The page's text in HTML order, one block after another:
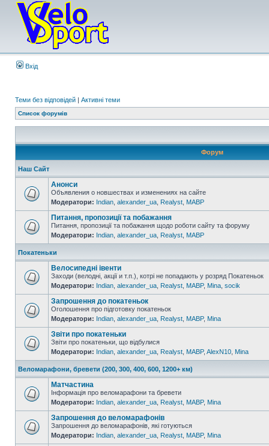
Вхід
Теми без відповідей | Активні теми
Список форумів
Форум
Наш Сайт
Анонси
Объявления о новшествах и изменениях на сайте
Модератори: Indian alexander_ua Realyst MABP
Питання, пропозиції та побажання
Питання, пропозиції та побажання щодо роботи сайту та форуму
Модератори: Indian alexander_ua Realyst MABP
Покатеньки
Велосипедні івенти
Заходи (велодні, акції и т.п.), котрі не попадають у розряд Покатеньок
Модератори: Indian alexander_ua Realyst MABP, Mina socik
Запрошення до покатеньок
Оголошення про підготовку покатеньок
Модератори: Indian alexander_ua Realyst MABP, Mina
Звіти про покатеньки
Звіти про покатеньки, що відбулися
Модератори: Indian alexander_ua Realyst MABP, AlexN10 Mina
Веломарафони, бревети (200, 300, 400, 600, 1200+ км)
Матчастина
Інформація про веломарафони та бревети
Модератори: Indian alexander_ua Realyst MABP, Mina
Запрошення до веломарафонів
Запрошення до веломарафонів, які готуються
Модератори: Indian alexander_ua Realyst MABP, Mina